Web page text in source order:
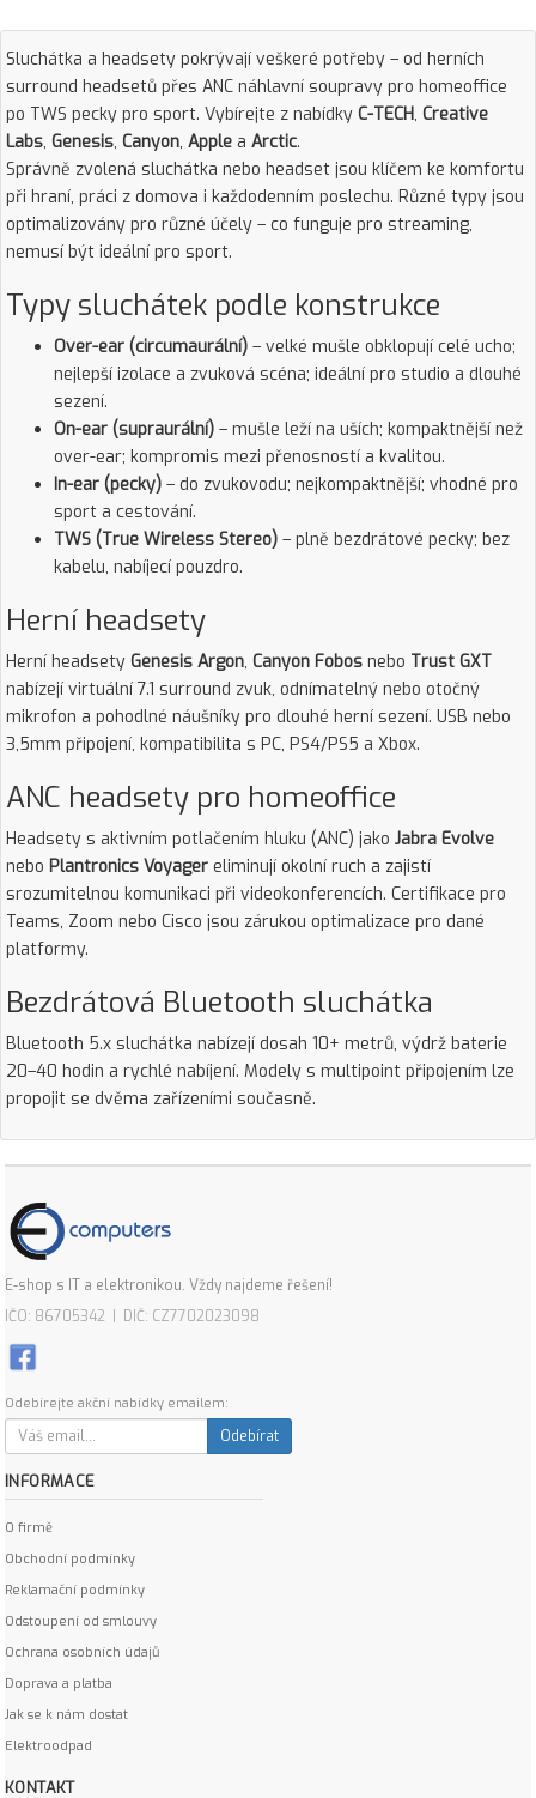
Sluchátka a headsety pokrývají veškeré potřeby – od herních
surround headsetů přes ANC náhlavní soupravy pro homeoffice
po TWS pecky pro sport. Vybírejte z nabídky C-TECH, Creative
Labs, Genesis, Canyon, Apple a Arctic.
Správně zvolená sluchátka nebo headset jsou klíčem ke komfortu
při hraní, práci z domova i každodenním poslechu. Různé typy jsou
optimalizovány pro různé účely – co funguje pro streaming,
nemusí být ideální pro sport.
Typy sluchátek podle konstrukce
Over-ear (circumaurální) – velké mušle obklopují celé ucho;
nejlepší izolace a zvuková scéna; ideální pro studio a dlouhé
sezení.
On-ear (supraurální) – mušle leží na uších; kompaktnější než
over-ear; kompromis mezi přenosností a kvalitou.
In-ear (pecky) – do zvukovodu; nejkompaktnější; vhodné pro
sport a cestování.
TWS (True Wireless Stereo) – plně bezdrátové pecky; bez
kabelu, nabíjecí pouzdro.
Herní headsety
Herní headsety Genesis Argon, Canyon Fobos nebo Trust GXT
nabízejí virtuální 7.1 surround zvuk, odnímatelný nebo otočný
mikrofon a pohodlné náušníky pro dlouhé herní sezení. USB nebo
3,5mm připojení, kompatibilita s PC, PS4/PS5 a Xbox.
ANC headsety pro homeoffice
Headsety s aktivním potlačením hluku (ANC) jako Jabra Evolve
nebo Plantronics Voyager eliminují okolní ruch a zajistí
srozumitelnou komunikaci při videokonferencích. Certifikace pro
Teams, Zoom nebo Cisco jsou zárukou optimalizace pro dané
platformy.
Bezdrátová Bluetooth sluchátka
Bluetooth 5.x sluchátka nabízejí dosah 10+ metrů, výdrž baterie
20–40 hodin a rychlé nabíjení. Modely s multipoint připojením lze
propojit se dvěma zařízeními současně.
E-shop s IT a elektronikou. Vždy najdeme řešení!
IČO: 86705342 | DIČ: CZ7702023098
Odebírejte akční nabídky emailem:
Odebírat
INFORMACE
O firmě
Obchodní podmínky
Reklamační podmínky
Odstoupení od smlouvy
Ochrana osobních údajů
Doprava a platba
Jak se k nám dostat
Elektroodpad
KONTAKT